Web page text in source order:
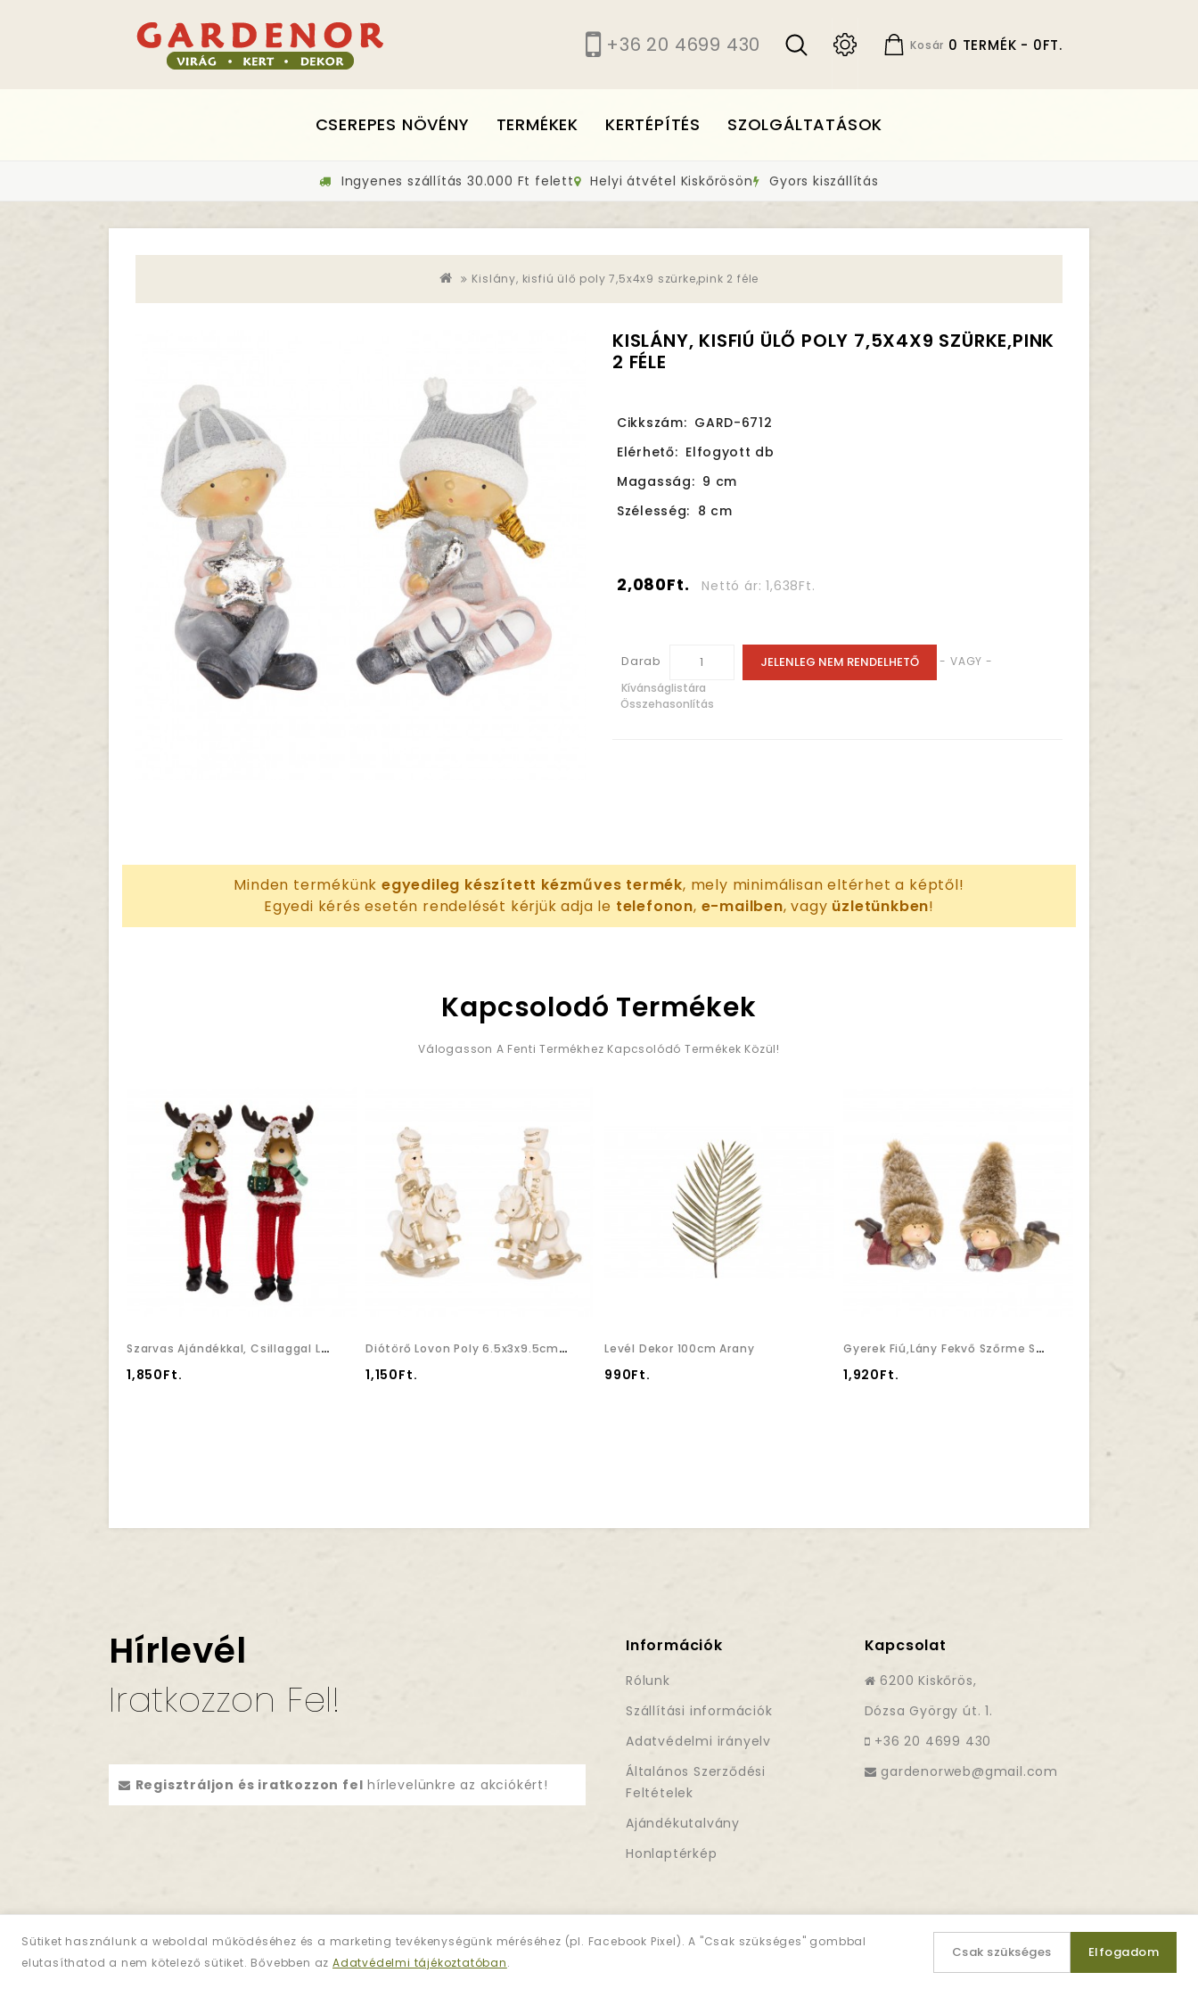
Sütiket használunk a weboldal működéséhez és a marketing tevékenységünk méréséhez (pl. Facebook Pixel). A "Csak szükséges" gombbal
elutasíthatod a nem kötelező sütiket. Bővebben azAdatvédelmi tájékoztatóban.
Csak szükséges Elfogadom
Kosár 0 TERMÉK - 0FT.
+36 20 4699 430
CSEREPES NÖVÉNY TERMÉKEK KERTÉPÍTÉS SZOLGÁLTATÁSOK
Ingyenes szállítás 30.000 Ft felett Helyi átvétel Kiskőrösön Gyors kiszállítás
Kislány, kisfiú ülő poly 7,5x4x9 szürke,pink 2 féle
KISLÁNY, KISFIÚ ÜLŐ POLY 7,5X4X9 SZÜRKE,PINK
2 FÉLE
Cikkszám: GARD-6712
Elérhető: Elfogyott db
Magasság: 9 cm
Szélesség: 8 cm
2,080Ft. Nettó ár: 1,638Ft.
Darab JELENLEG NEM RENDELHETŐ
- VAGY -
Kívánságlistára
Összehasonlítás
Minden termékünk egyedileg készített kézműves termék, mely minimálisan eltérhet a képtől!
Egyedi kérés esetén rendelését kérjük adja le telefonon, e-mailben, vagy üzletünkben!
Kapcsolodó Termékek
Válogasson A Fenti Termékhez Kapcsolódó Termékek Közül!
Szarvas Ajándékkal, Csillaggal Lógólábú Poly 7x5x19cm Piros 2 Féle
1,850Ft.
Diótörő Lovon Poly 6.5x3x9.5cm Krém, Arany 2 Féle
1,150Ft.
Levél Dekor 100cm Arany
990Ft.
Gyerek Fiú,lány Fekvő Szőrme Sapkában Poly 10x5x6,5cm Bordó,barna 2 Féle
1,920Ft.
2,150Ft.
Hírlevél
Iratkozzon Fel!
Regisztráljon és iratkozzon fel hírlevelünkre az akciókért!
Információk
Rólunk
Szállítási információk
Adatvédelmi irányelv
Általános Szerződési
Feltételek
Ajándékutalvány
Honlaptérkép
Kapcsolat
6200 Kiskőrös,
Dózsa György út. 1.
+36 20 4699 430